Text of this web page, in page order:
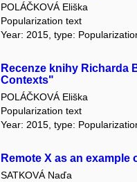
POLÁČKOVÁ Eliška
Popularization text
Year: 2015, type:
Recenze knihy Richarda
Contexts"
POLÁČKOVÁ Eliška
Popularization text
Year: 2015, type:
Remote X as an
SATKOVÁ Naďa